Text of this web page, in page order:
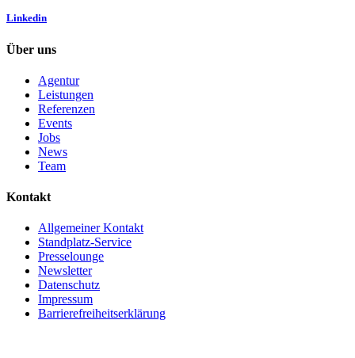
Linkedin
Über uns
Agentur
Leistungen
Referenzen
Events
Jobs
News
Team
Kontakt
Allgemeiner Kontakt
Standplatz-Service
Presselounge
Newsletter
Datenschutz
Impressum
Barrierefreiheitserklärung